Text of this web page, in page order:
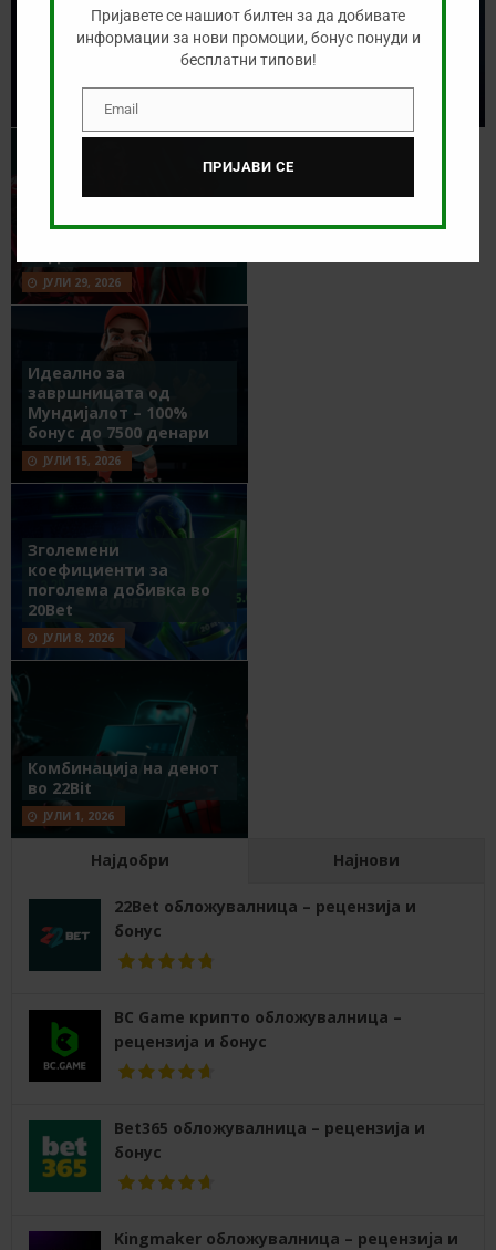
Се бараат „мајстори“ за
спортска прогноза!
АВГУСТ 5, 2026
Крипто бонус до 3500
ЈУЛИ 29, 2026
Идеално за
завршницата од
Мундијалот – 100%
бонус до 7500 денари
ЈУЛИ 15, 2026
Зголемени
коефициенти за
поголема добивка во
20Bet
ЈУЛИ 8, 2026
Комбинација на денот
во 22Bit
ЈУЛИ 1, 2026
Најдобри Најнови
22Bet обложувалница – рецензија и
бонус
BC Game крипто обложувалница –
рецензија и бонус
Bet365 обложувалница – рецензија и
бонус
Kingmaker обложувалница – рецензија и
Пријавете се нашиот билтен за да добивате
информации за нови промоции, бонус понуди и
бесплатни типови!
EmailEmail
ПРИЈАВИ СЕ